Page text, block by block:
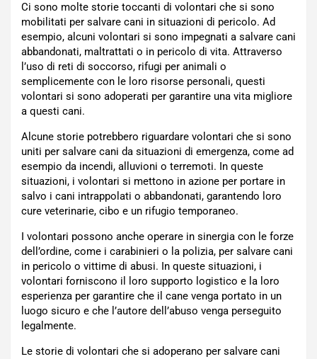
Ci sono molte storie toccanti di volontari che si sono
mobilitati per salvare cani in situazioni di pericolo. Ad
esempio, alcuni volontari si sono impegnati a salvare cani
abbandonati, maltrattati o in pericolo di vita. Attraverso
l’uso di reti di soccorso, rifugi per animali o
semplicemente con le loro risorse personali, questi
volontari si sono adoperati per garantire una vita migliore
a questi cani.
Alcune storie potrebbero riguardare volontari che si sono
uniti per salvare cani da situazioni di emergenza, come ad
esempio da incendi, alluvioni o terremoti. In queste
situazioni, i volontari si mettono in azione per portare in
salvo i cani intrappolati o abbandonati, garantendo loro
cure veterinarie, cibo e un rifugio temporaneo.
I volontari possono anche operare in sinergia con le forze
dell’ordine, come i carabinieri o la polizia, per salvare cani
in pericolo o vittime di abusi. In queste situazioni, i
volontari forniscono il loro supporto logistico e la loro
esperienza per garantire che il cane venga portato in un
luogo sicuro e che l’autore dell’abuso venga perseguito
legalmente.
Le storie di volontari che si adoperano per salvare cani